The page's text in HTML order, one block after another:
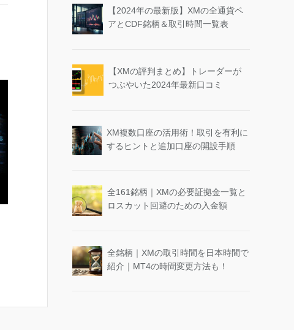
【2024年の最新版】XMの全通貨ペ
アとCDF銘柄＆取引時間一覧表
【XMの評判まとめ】トレーダーが
つぶやいた2024年最新口コミ
XM複数口座の活用術！取引を有利に
するヒントと追加口座の開設手順
全161銘柄｜XMの必要証拠金一覧と
ロスカット回避のための入金額
全銘柄｜XMの取引時間を日本時間で
紹介｜MT4の時間変更方法も！